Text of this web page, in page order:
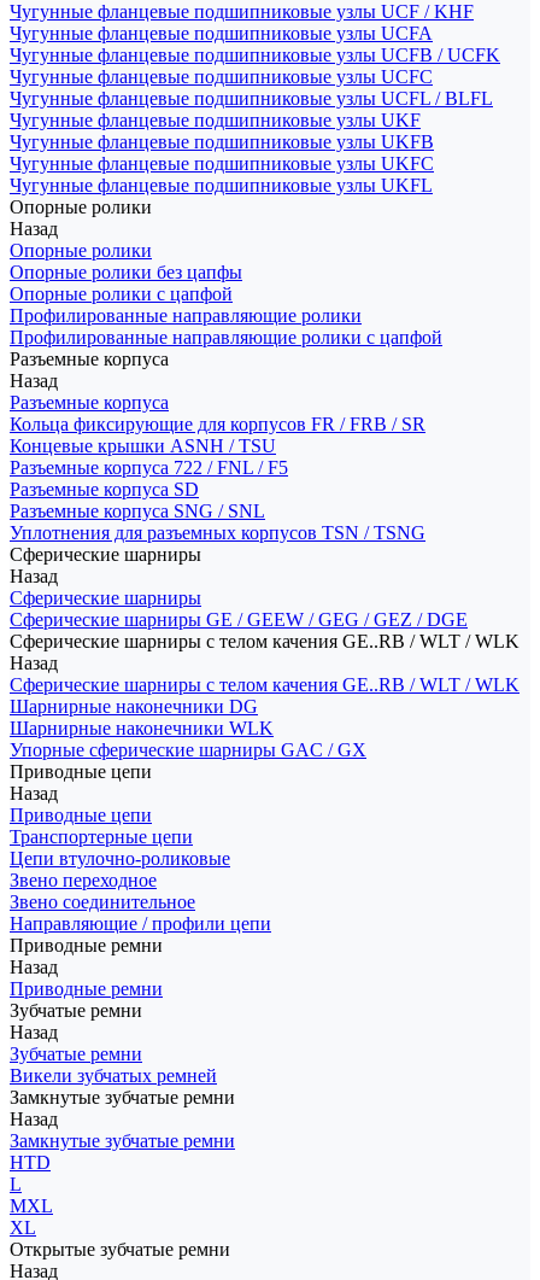
Чугунные фланцевые подшипниковые узлы UCF / KHF
Чугунные фланцевые подшипниковые узлы UCFA
Чугунные фланцевые подшипниковые узлы UCFB / UCFK
Чугунные фланцевые подшипниковые узлы UCFC
Чугунные фланцевые подшипниковые узлы UCFL / BLFL
Чугунные фланцевые подшипниковые узлы UKF
Чугунные фланцевые подшипниковые узлы UKFB
Чугунные фланцевые подшипниковые узлы UKFC
Чугунные фланцевые подшипниковые узлы UKFL
Опорные ролики
Назад
Опорные ролики
Опорные ролики без цапфы
Опорные ролики с цапфой
Профилированные направляющие ролики
Профилированные направляющие ролики с цапфой
Разъемные корпуса
Назад
Разъемные корпуса
Кольца фиксирующие для корпусов FR / FRB / SR
Концевые крышки ASNH / TSU
Разъемные корпуса 722 / FNL / F5
Разъемные корпуса SD
Разъемные корпуса SNG / SNL
Уплотнения для разъемных корпусов TSN / TSNG
Сферические шарниры
Назад
Сферические шарниры
Сферические шарниры GE / GEEW / GEG / GEZ / DGE
Сферические шарниры с телом качения GE..RB / WLT / WLK
Назад
Сферические шарниры с телом качения GE..RB / WLT / WLK
Шарнирные наконечники DG
Шарнирные наконечники WLK
Упорные сферические шарниры GAC / GX
Приводные цепи
Назад
Приводные цепи
Транспортерные цепи
Цепи втулочно-роликовые
Звено переходное
Звено соединительное
Направляющие / профили цепи
Приводные ремни
Назад
Приводные ремни
Зубчатые ремни
Назад
Зубчатые ремни
Викели зубчатых ремней
Замкнутые зубчатые ремни
Назад
Замкнутые зубчатые ремни
HTD
L
MXL
XL
Открытые зубчатые ремни
Назад